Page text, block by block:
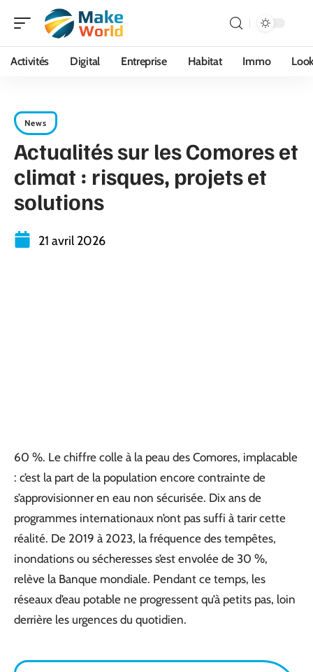
Activités Digital Entreprise Habitat Immo
News
Actualités sur les Comores et
climat : risques, projets et
solutions
21 avril 2026
60 %. Le chiffre colle à la peau des Comores, implacable
: c’est la part de la population encore contrainte de
s’approvisionner en eau non sécurisée. Dix ans de
programmes internationaux n’ont pas suffi à tarir cette
réalité. De 2019 à 2023, la fréquence des tempêtes,
inondations ou sécheresses s’est envolée de 30 %,
relève la Banque mondiale. Pendant ce temps, les
réseaux d’eau potable ne progressent qu’à petits pas, loin
derrière les urgences du quotidien.